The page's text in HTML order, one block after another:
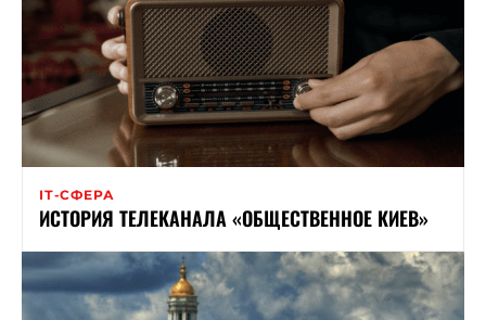
ІТ-СФЕРА
ИСТОРИЯ ТЕЛЕКАНАЛА «ОБЩЕСТВЕННОЕ КИЕВ»